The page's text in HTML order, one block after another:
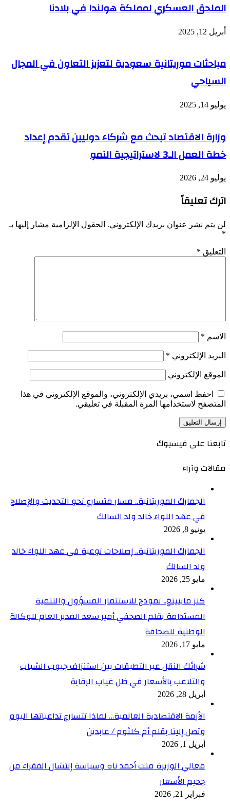
الملحق العسكري لمملكة هولندا في بلادنا
أبريل 12, 2025
مباحثات موريتانية سعودية لتعزيز التعاون في المجال
السياحي
يوليو 14, 2025
وزارة الاقتصاد تبحث مع شركاء دوليين تقدم إعداد
خطة العمل الـ3 لاستراتيجية النمو
يوليو 24, 2026
اترك تعليقاً
لن يتم نشر عنوان بريدك الإلكتروني. الحقول الإلزامية مشار إليها بـ
*
التعليق *
الاسم *
البريد الإلكتروني *
الموقع الإلكتروني
احفظ اسمي، بريدي الإلكتروني، والموقع الإلكتروني في هذا
المتصفح لاستخدامها المرة المقبلة في تعليقي.
تابعنا على فيسبوك
مقالات وآراء
الجمارك الموريتانية.. مسار متسارع نحو التحديث والإصلاح
في عهد اللواء خالد ولد السالك
يونيو 8, 2026
الجمارك الموريتانية.. إصلاحات نوعية في عهد اللواء خالد
ولد السالك
مايو 25, 2026
كنز ماينينغ.. نموذج للاستثمار المسؤول والتنمية
المستدامة بقلم الصحفي أمير سعد المدير العام للوكالة
الوطنية للصحافة
مايو 17, 2026
شرائك النقل عبر التطبقات بين استنزاف جيوب الشباب
والتلاعب بالأسعار في ظل غياب الرقابة
أبريل 28, 2026
الأزمة الاقتصادية العالمية… لماذا تتسارع تداعياتها اليوم
وتصل إلينا بقلم أم كلثوم / عابدين
أبريل 1, 2026
معالي الوزيرة منت أحمد ناه وسياسة إنتشال الفقراء من
جحيم الأسعار
فبراير 21, 2026